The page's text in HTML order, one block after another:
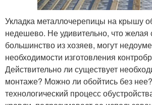
Укладка металлочерепицы на крышу
недешево. Не удивительно, что желая
большинство из хозяев, могут
необходимости изготовления
Действительно ли существует
монтаже? Можно ли обойтись без
технологический процесс